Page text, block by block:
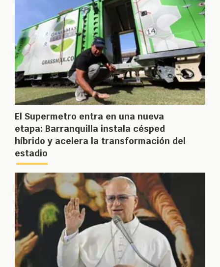
El Supermetro entra en una nueva
etapa: Barranquilla instala césped
híbrido y acelera la transformación del
estadio